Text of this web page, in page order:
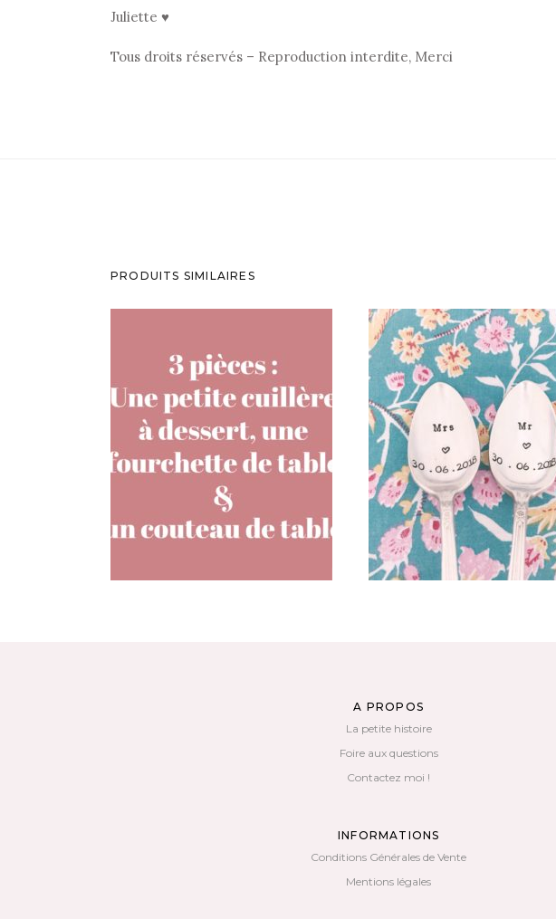
Juliette ♥
Tous droits réservés – Reproduction interdite, Merci
PRODUITS SIMILAIRES
LOT DE 3 PIÈCES À
PERSONNALISER : PETITE
CUILLÈRE, FOURCHETTE &
COUTEAU DE TABLE
AJOUTER AU PANIER
LOT « MARIAGE » DE DEUX
PETITES CUILLÈRES
VINTAGE
65,00
AJOUTER AU PANIER
A PROPOS
La petite histoire
Foire aux questions
Contactez moi !
INFORMATIONS
Conditions Générales de Vente
Mentions légales